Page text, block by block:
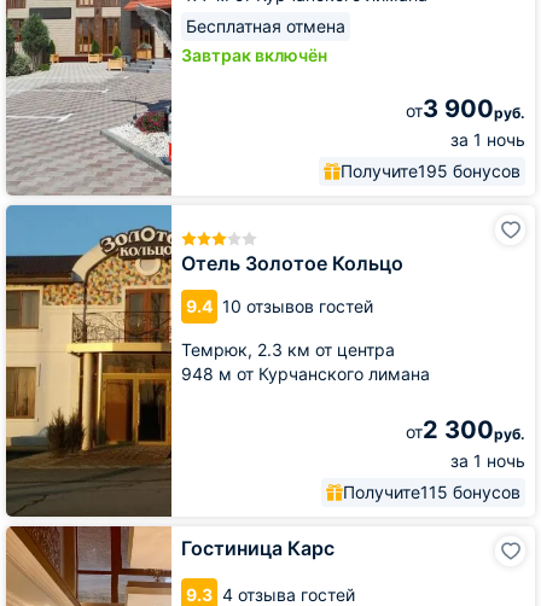
Бесплатная отмена
Завтрак включён
от3 900руб.
за 1 ночь
Получите195 бонусов
Отель Золотое Кольцо
9.4 10 отзывов гостей
Темрюк, 2.3 км от центра
948 м от Курчанского лимана
от2 300руб.
за 1 ночь
Получите115 бонусов
Отель
Кольцо
Гостиница Карс
9.3 4 отзыва гостей
Гостиница
Карс